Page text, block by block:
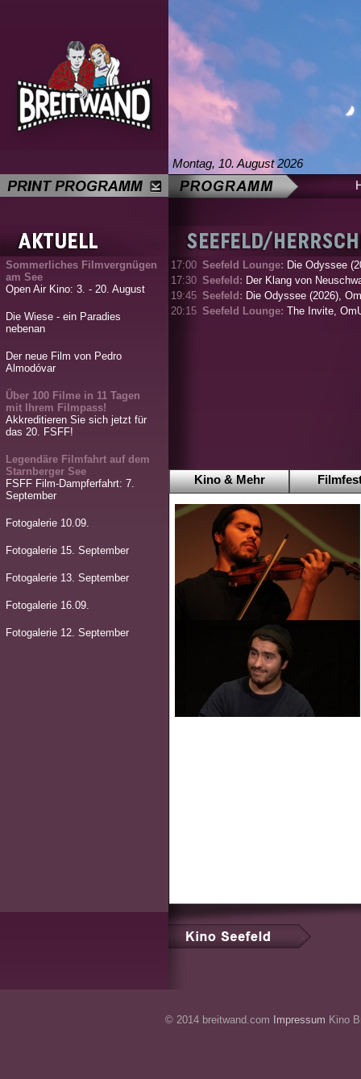
Montag, 10. August 2026
Sommerliches Filmvergnügen
am See
Open Air Kino: 3. - 20. August
Die Wiese - ein Paradies
nebenan
Der neue Film von Pedro
Almodóvar
Über 100 Filme in 11 Tagen
mit Ihrem Filmpass!
Akkreditieren Sie sich jetzt für
das 20. FSFF!
Legendäre Filmfahrt auf dem
Starnberger See
FSFF Film-Dampferfahrt: 7.
September
Fotogalerie 10.09.
Fotogalerie 15. September
Fotogalerie 13. September
Fotogalerie 16.09.
Fotogalerie 12. September
17:00 Seefeld Lounge: Die Odyssee
17:30 Seefeld: Der Klang von
19:45 Seefeld: Die Odyssee (2026),
20:15 Seefeld Lounge: The Invite,
Kino & Mehr
© 2014 breitwand.com Impressum Kino